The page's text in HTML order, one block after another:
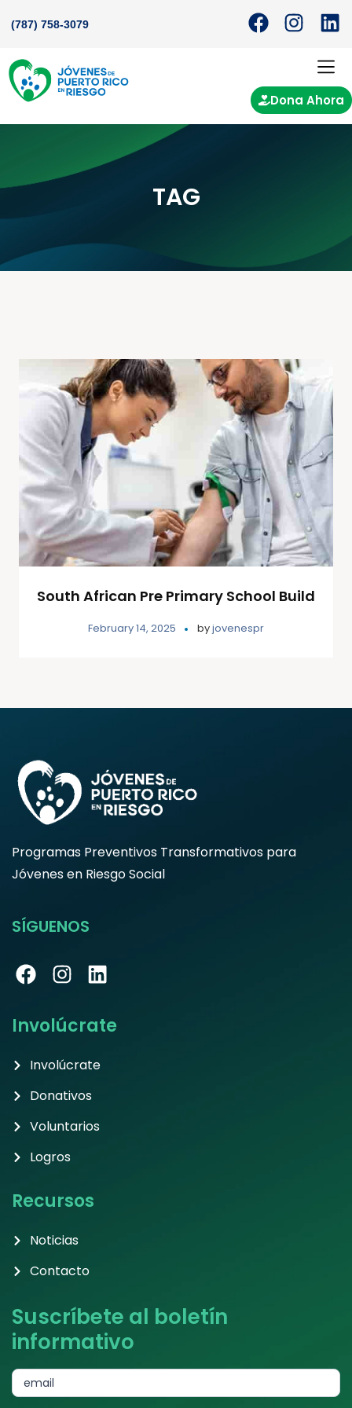
(787) 758-3079
Dona Ahora
TAG
South African Pre Primary School Build
February 14, 2025 byjovenespr
Programas Preventivos Transformativos para
Jóvenes en Riesgo Social
SÍGUENOS
Involúcrate
Involúcrate
Donativos
Voluntarios
Logros
Recursos
Noticias
Contacto
Suscríbete al boletín
informativo
subscribe
email